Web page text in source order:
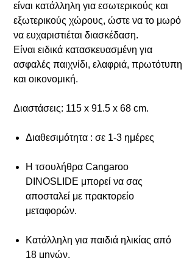
είναι κατάλληλη για εσωτερικούς και
εξωτερικούς χώρους, ώστε να το μωρό
να ευχαριστιέται διασκέδαση.
Είναι ειδικά κατασκευασμένη για
ασφαλές παιχνίδι, ελαφριά, πρωτότυπη
και οικονομική.
Διαστάσεις: 115 x 91.5 x 68 cm.
Διαθεσιμότητα : σε 1-3 ημέρες
Η τσουλήθρα Cangaroo
DINOSLIDE μπορεί να σας
αποσταλεί με πρακτορείο
μεταφορών.
Κατάλληλη για παιδιά ηλικίας από
18 μηνών.